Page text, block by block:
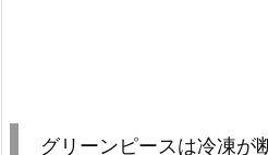
グリーンピースは冷凍が